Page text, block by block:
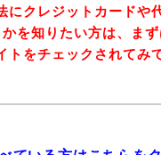
クレジットカードや
を知りたい方は、ま
トをチェックされてみ